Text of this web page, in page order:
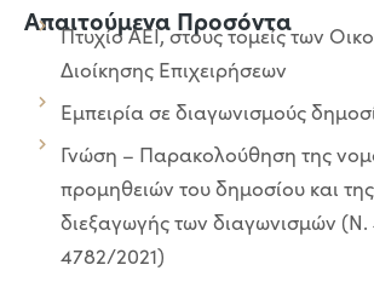
Απαιτούμενα Προσόντα
Πτυχίο ΑΕΙ, στους τομείς των
Διοίκησης Επιχειρήσεων
Εμπειρία σε διαγωνισμούς
Γνώση – Παρακολούθηση της
προμηθειών του δημοσίου και
διεξαγωγής των διαγωνισμών
4782/2021)